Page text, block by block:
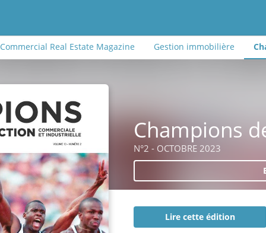
Commercial Real Estate Magazine Gestion immobilière
Champions
N°2 - OCTOBRE 2023
Lire cette édition